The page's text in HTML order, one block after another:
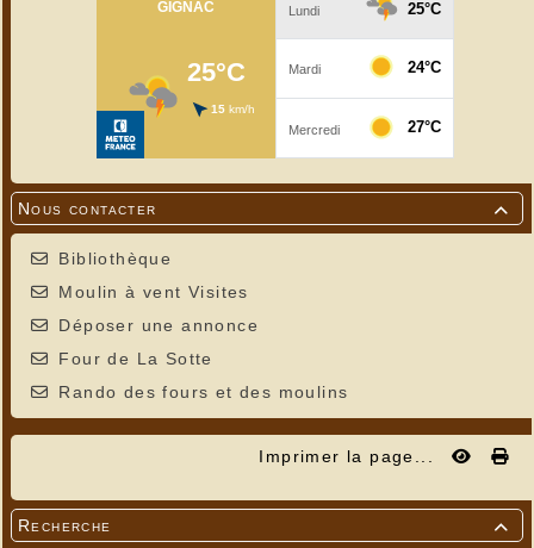

Nous contacter
Bibliothèque
Moulin à vent Visites
Déposer une annonce
Four de La Sotte
Rando des fours et des moulins
Imprimer la page...

Recherche